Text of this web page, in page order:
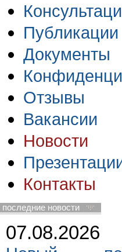
Публикации
Документы
Отзывы
Вакансии
Новости
Контакты
последние новости
07.08.2026